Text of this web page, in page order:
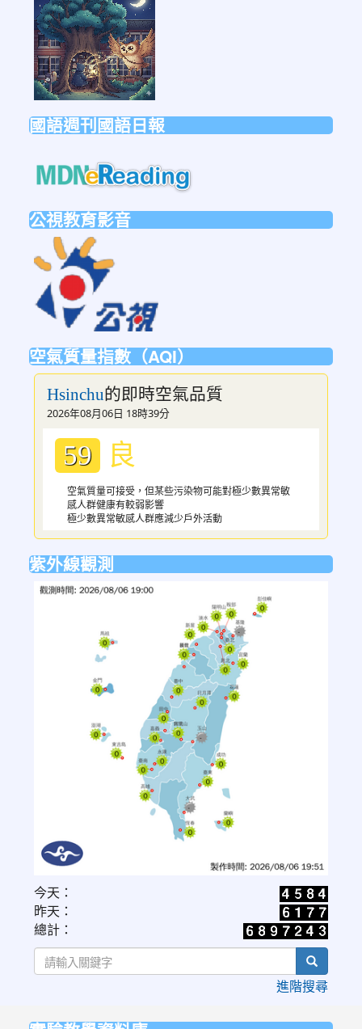
https://forms.gle/sb6qss7apF2uRjVc7
國語週刊國語日報
公視教育影音
空氣質量指數（AQI）
Hsinchu的即時空氣品質
2026年08月06日 18時39分
59 良
空氣質量可接受，但某些污染物可能對極少數異常敏
感人群健康有較弱影響
極少數異常敏感人群應減少戶外活動
紫外線觀測
link
to
https://www.cwa.gov.tw/V8/C/W/OBS_UVI.html
今天：
昨天：
總計：
search
進階搜尋